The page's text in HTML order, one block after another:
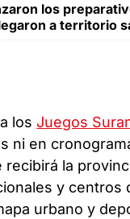
los
a territorio
losJuegos
ni en
la
y
urbano y